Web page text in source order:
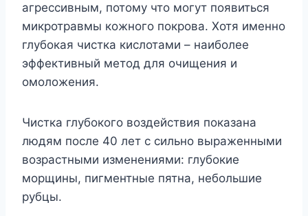
агрессивным, потому что могут появиться
микротравмы кожного покрова. Хотя именно
глубокая чистка кислотами – наиболее
эффективный метод для очищения и
омоложения.
Чистка глубокого воздействия показана
людям после 40 лет с сильно выраженными
возрастными изменениями: глубокие
морщины, пигментные пятна, небольшие
рубцы.